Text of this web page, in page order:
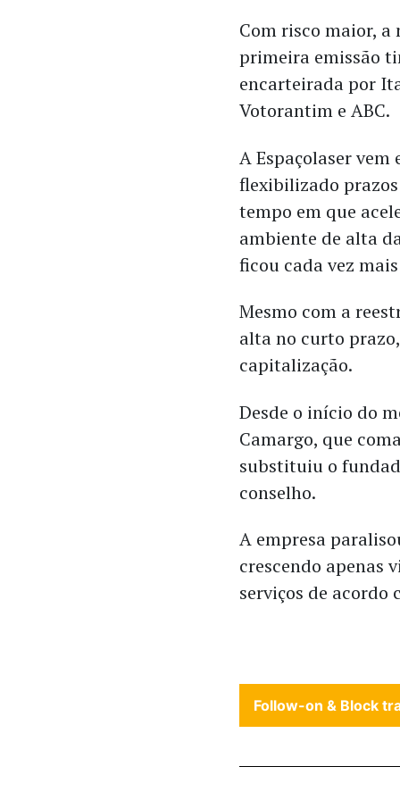
Com risco maior, a
primeira emissão
encarteirada por
Votorantim e ABC.
A Espaçolaser
flexibilizado
tempo em que
ambiente de alta
ficou cada vez
Mesmo com a
alta no curto
capitalização.
Desde o início do
Camargo, que
substituiu o
conselho.
A empresa
crescendo apenas
serviços de acordo
Follow-on & Block